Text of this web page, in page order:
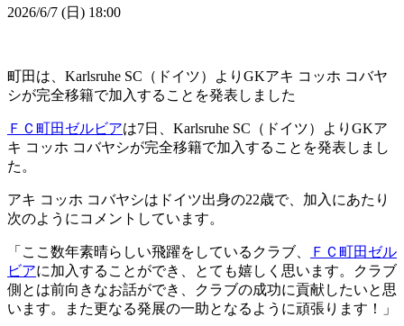
2026/6/7 (日) 18:00
町田は、Karlsruhe SC（ドイツ）よりGKアキ コッホ コバヤ
シが完全移籍で加入することを発表しました
ＦＣ町田ゼルビアは7日、Karlsruhe SC（ドイツ）よりGKア
キ コッホ コバヤシが完全移籍で加入することを発表しまし
た。
アキ コッホ コバヤシはドイツ出身の22歳で、加入にあたり
次のようにコメントしています。
「ここ数年素晴らしい飛躍をしているクラブ、
ＦＣ町田ゼル
ビアに加入することができ、とても嬉しく思います。クラブ
側とは前向きなお話ができ、クラブの成功に貢献したいと思
います。また更なる発展の一助となるように頑張ります！」